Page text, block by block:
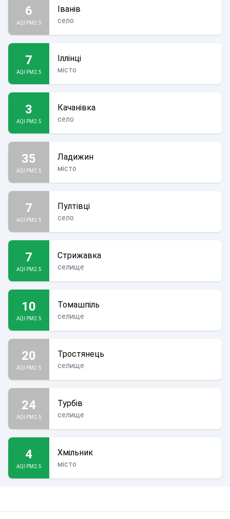
6
AQI PM2.5
Іванів
село
7
AQI PM2.5
Іллінці
місто
3
AQI PM2.5
Качанівка
село
35
AQI PM2.5
Ладижин
місто
7
AQI PM2.5
Пултівці
село
7
AQI PM2.5
Стрижавка
селище
10
AQI PM2.5
Томашпіль
селище
20
AQI PM2.5
Тростянець
селище
24
AQI PM2.5
Турбів
селище
4
AQI PM2.5
Хмільник
місто